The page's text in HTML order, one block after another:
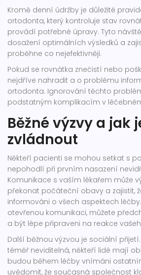
Kromě denní údržby je důležité
ortodonta, který kontroluje stav
provádí potřebné úpravy. Tyto
dosažení optimálních výsledků a
proběhne co nejefektivněji.
Pokud se rovnátka znečistí nebo
nejdříve nahradit a o problému
ortodonta. Ignorování těchto
podstatným komplikacím v
Běžné výzvy a jak
zvládnout
Někteří pacienti se mohou setkat s
nepohodlí při prvním nasazení
Komunikace s vaším lékařem může
překonat počáteční obavy a zajistit,
informováni o všech aspektech
otevřenou komunikaci, můžete
a být lépe připraveni na reakce
Další běžnou výzvou je sociální
téměř neviditelná, někteří lidé mají
budou během léčby vnímáni
uvědomit, že současná společnost